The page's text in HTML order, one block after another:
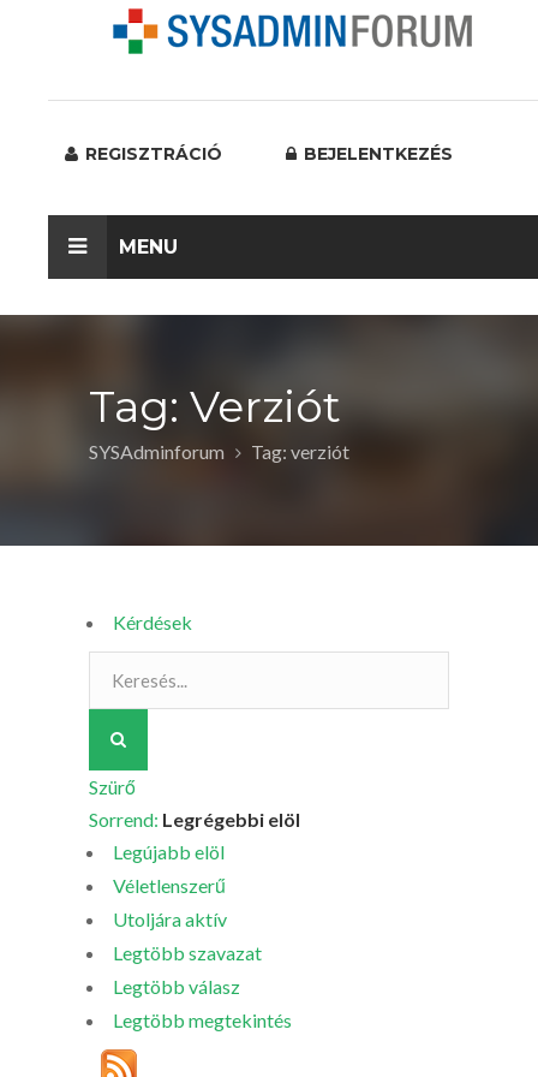
REGISZTRÁCIÓ BEJELENTKEZÉS
MENU
Tag: Verziót
SYSAdminforum Tag: verziót
Kérdések
Szürő
Sorrend: Legrégebbi elöl
Legújabb elöl
Véletlenszerű
Utoljára aktív
Legtöbb szavazat
Legtöbb válasz
Legtöbb megtekintés